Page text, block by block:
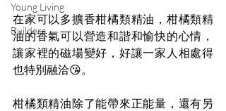
Young Living
Builders
在家可以多擴香柑橘類精油，柑橘類精
油的香氣可以營造和諧和愉快的心情，
讓家裡的磁場變好，好讓一家人相處得
也特別融洽😘。
柑橘類精油除了能帶來正能量，還有另